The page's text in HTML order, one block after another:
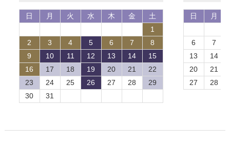
日 月 火 水 木 金
土
1
2
3 4 5 6 7
8
9
10 11 12 13 14
15
16
17 18 19 20 21
22
23
24 25 26 27 28
29
30
31
日 月
6
7
13
14
20
21
27
28